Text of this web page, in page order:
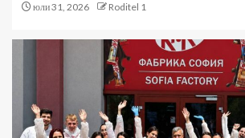
юли 31, 2026 Roditel 1